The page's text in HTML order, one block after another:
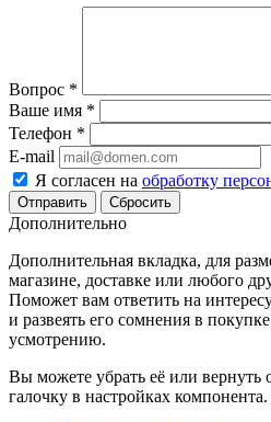
Вопрос *
Ваше имя *
Телефон *
E-mail
Я согласен на обработку
Сбросить
Дополнительно
Дополнительная вкладка, для
магазине, доставке или любого
Поможет вам ответить на
и развеять его сомнения в
усмотрению.
Вы можете убрать её или вернуть
галочку в настройках